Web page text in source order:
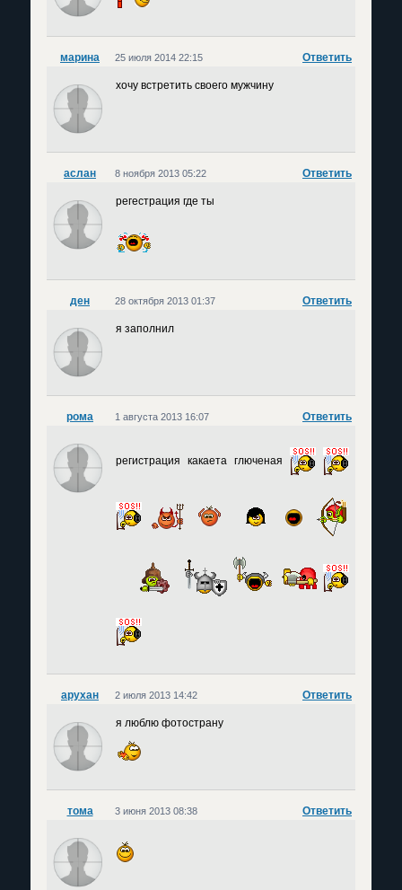
марина Ответить
25 июля 2014 22:15
хочу встретить своего мужчину
аслан Ответить
8 ноября 2013 05:22
регестрация где ты
ден Ответить
28 октября 2013 01:37
я заполнил
рома Ответить
1 августа 2013 16:07
регистрация какаета глюченая
арухан Ответить
2 июля 2013 14:42
я люблю фотострану
тома Ответить
3 июня 2013 08:38